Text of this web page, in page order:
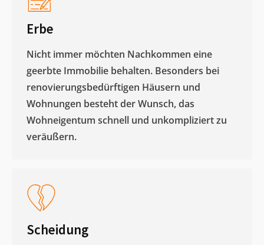
Erbe
Nicht immer möchten Nachkommen eine
geerbte Immobilie behalten. Besonders bei
renovierungsbedürftigen Häusern und
Wohnungen besteht der Wunsch, das
Wohneigentum schnell und unkompliziert zu
veräußern. ​
Scheidung